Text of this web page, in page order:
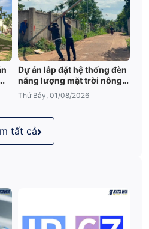
Dự án lắp đặt hệ thống đèn
năng lượng mặt trời nông
trại tại Đắk Lắk
Thứ Bảy, 01/08/2026
tất cả